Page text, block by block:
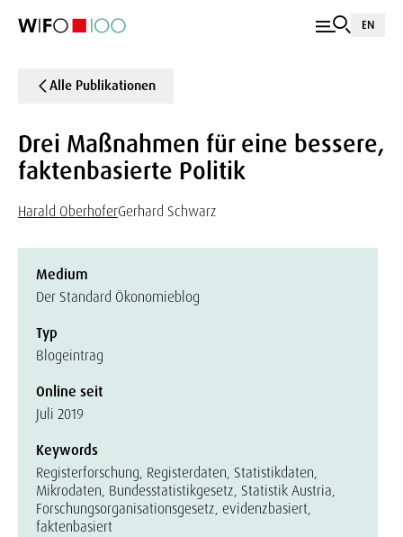
EN
Alle Publikationen
Drei Maßnahmen für eine bessere,
faktenbasierte Politik
Harald OberhoferGerhard Schwarz
Medium
Der Standard Ökonomieblog
Typ
Blogeintrag
Online seit
Juli 2019
Keywords
Registerforschung, Registerdaten, Statistikdaten,
Mikrodaten, Bundesstatistikgesetz, Statistik Austria,
Forschungsorganisationsgesetz, evidenzbasiert,
faktenbasiert